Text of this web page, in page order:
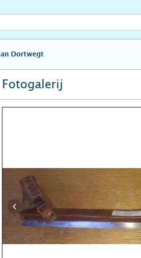
Jan Dortwegt
Fotogalerij